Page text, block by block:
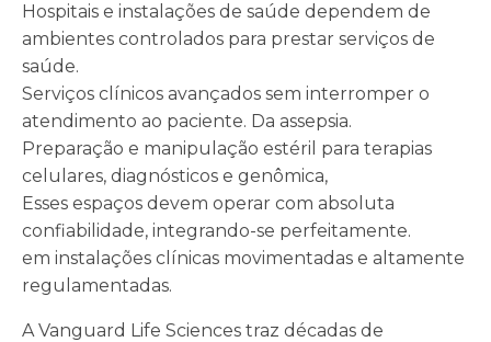
Hospitais e instalações de saúde dependem de
ambientes controlados para prestar serviços de
saúde.
Serviços clínicos avançados sem interromper o
atendimento ao paciente. Da assepsia.
Preparação e manipulação estéril para terapias
celulares, diagnósticos e genômica,
Esses espaços devem operar com absoluta
confiabilidade, integrando-se perfeitamente.
em instalações clínicas movimentadas e altamente
regulamentadas.
A Vanguard Life Sciences traz décadas de